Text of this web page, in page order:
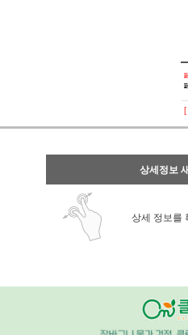
[
상세정보
상세 정보를